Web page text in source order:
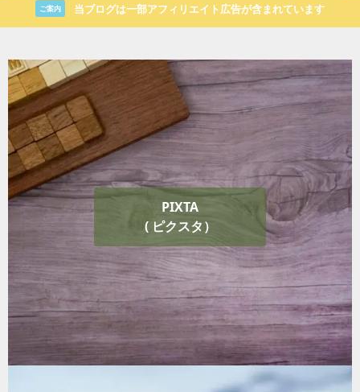
ご案内 当ブログは一部アフィリエイト広告が含まれています
PIXTA
( ピクスタ）